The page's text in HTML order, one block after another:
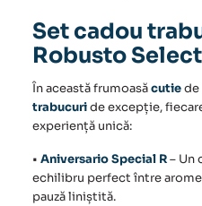
Set cadou
Robusto
În această frumoasăcutiede
trabucuride excepție,
experiență unică:
• Aniversario Special R– Un
echilibru perfect între
pauză liniștită.